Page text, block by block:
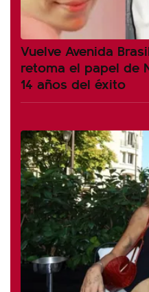
Vuelve Avenida
retoma el papel de
14 años del éxito